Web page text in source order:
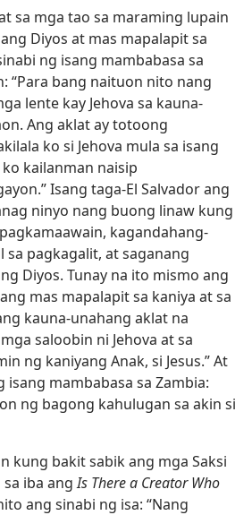
sa mga tao sa maraming lupain
Diyos at mas mapalapit sa
ng isang mambabasa sa
“Para bang naituon nito nang
lente kay Jehova sa kauna-
Ang aklat ay totoong
ko si Jehova mula sa isang
kailanman naisip
Isang taga-El Salvador ang
ninyo nang buong linaw kung
kagandahang-
sa pagkagalit, at saganang
Diyos. Tunay na ito mismo ang
mas mapalapit sa kaniya at sa
kauna-unahang aklat na
saloobin ni Jehova at sa
ng kaniyang Anak, si Jesus.” At
mambabasa sa Zambia:
ng bagong kahulugan sa akin si
kung bakit sabik ang mga Saksi
sa iba angIs There a Creator Who
ang sinabi ng isa: “Nang